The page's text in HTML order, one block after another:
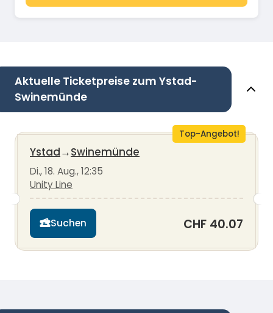
Aktuelle Ticketpreise zum Ystad-
Swinemünde
Top-Angebot!
Ystad→Swinemünde
Di., 18. Aug., 12:35
Unity Line
Suchen CHF 40.07